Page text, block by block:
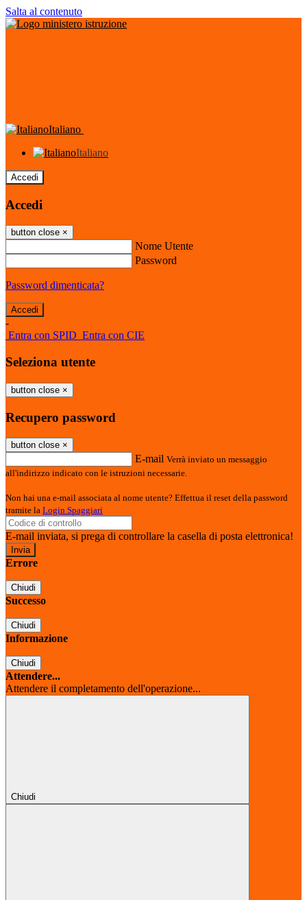
Salta al contenuto
Italiano
Italiano
Accedi
Accedi
button close ×
Nome Utente
Password
Password dimenticata?
-
Entra con SPID Entra con CIE
Seleziona utente
button close ×
Recupero password
button close ×
E-mail Verrà inviato un messaggio
all'indirizzo indicato con le istruzioni necessarie.
Non hai una e-mail associata al nome utente? Effettua il reset della password
tramite la Login Spaggiari
E-mail inviata, si prega di controllare la casella di posta elettronica!
Errore
Chiudi
Successo
Chiudi
Informazione
Chiudi
Attendere...
Attendere il completamento dell'operazione...
Chiudi